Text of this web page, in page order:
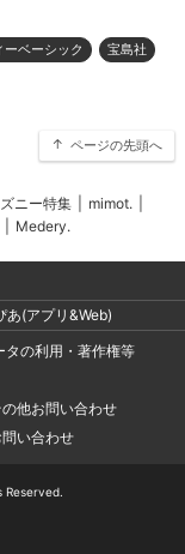
ベーシック 宝島社
ページの先頭へ
ニー特集 mimot.
Medery.
あ(アプリ&Web)
タの利用・著作権等
他お問い合わせ
い合わせ